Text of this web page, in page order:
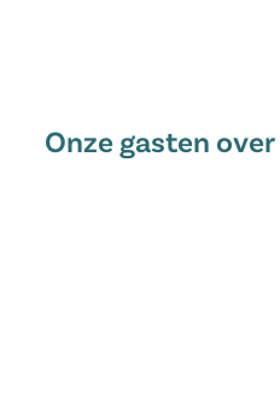
Onze gasten